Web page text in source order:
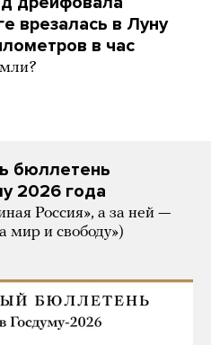
врезалась в Луну
в час
бюллетень
2026 года
Россия», а за ней —
мир и свободу»)